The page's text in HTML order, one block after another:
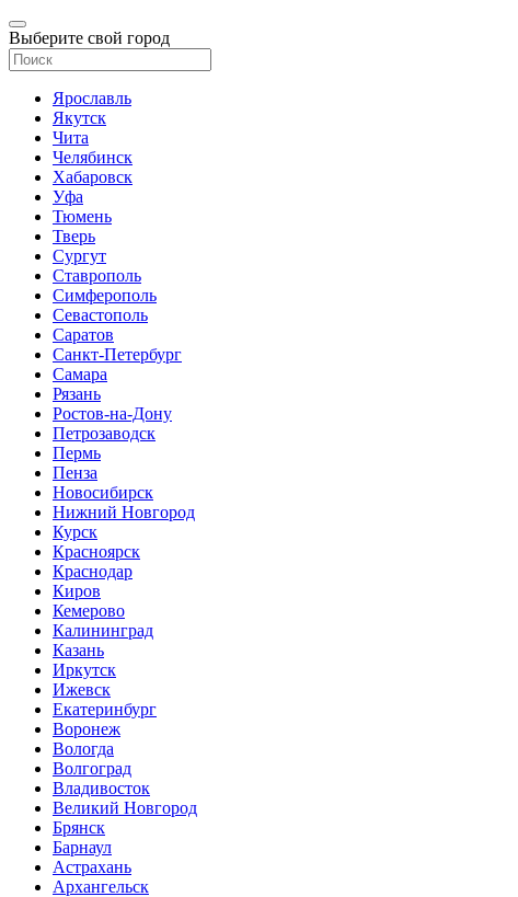
Выберите свой город
Ярославль
Якутск
Чита
Челябинск
Хабаровск
Уфа
Тюмень
Тверь
Сургут
Ставрополь
Симферополь
Севастополь
Саратов
Санкт-Петербург
Самара
Рязань
Ростов-на-Дону
Петрозаводск
Пермь
Пенза
Новосибирск
Нижний Новгород
Курск
Красноярск
Краснодар
Киров
Кемерово
Калининград
Казань
Иркутск
Ижевск
Екатеринбург
Воронеж
Вологда
Волгоград
Владивосток
Великий Новгород
Брянск
Барнаул
Астрахань
Архангельск